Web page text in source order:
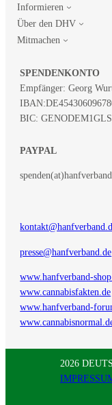
Informieren
Über den DHV
Mitmachen
SPENDENKONTO
Empfänger: Georg
IBAN:
BIC: GENODEM1GLS
PAYPAL
presse@hanfverband.de
www.hanfverband-
www.cannabisfakten.de
www.hanfverband-
2026